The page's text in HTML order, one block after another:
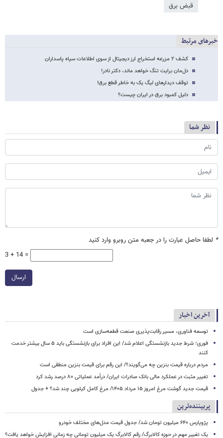
قبض برق
خبرهای مرتبط
کشف ۲ مزرعه استخراج ارز دیجیتال از سوی اطلاعات سپاه پاسداران
دل‌مان برایت تنگ خواهد ماند، دکتر نادر!
توقف دیدارهای لیگ یک به خاطر قطع برق!
دلیل کمبود برق در ایران چیست؟
نظر شما
* لطفا حاصل عبارت را در جعبه متن روبرو وارد کنید
3 + 14 =
ارسال
آخرین اخبار
توسعه فناوری، مسیر رقابت‌پذیری صنعت قطعه‌سازی است
فوری؛ شرط جدید بازنشستگی اعلام شد/ این افراد برای بازنشستگی باید ۵ سال بیشتر خدمت
کنند
مردم درباره قیمت بنزین چه می‌گویند؟/ این رقم برای قیمت بنزین منطقی است
تغییر مثبت در عملکرد مالی بانک صادرات ایران/ درآمد عملیاتی ۸۰ درصد رشد کرد
قیمت جدید گوشت مرغ امروز ۱۵ مرداد ۱۴۰۵/ مرغ کامل کیلویی چند شد؟ + جدول
پربیننده‌ترین
پژوپارس ۶۴۰ میلیون تومان شد/ جدول قیمت مدل‌های مختلف خودرو
یک تغییر مهم در حوزه کالابرگ/ رقم کالابرگ یک میلیون تومانی چه زمانی افزایش خواهد یافت؟